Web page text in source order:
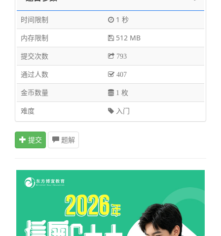
时间限制
1 秒
内存限制
512 MB
提交次数
793
通过人数 407
金币数量 1 枚
难度 入门
提交 题解